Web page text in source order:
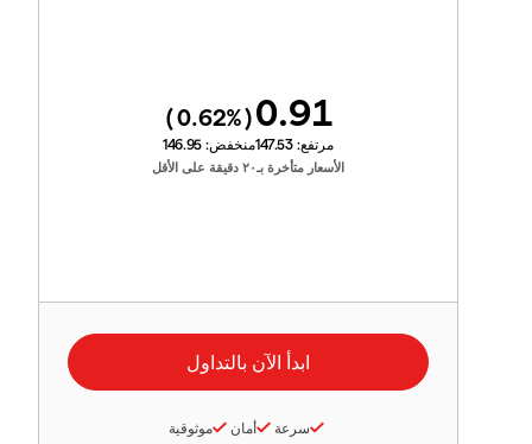
0.91
(
0.62%)
مرتفع: 147.53منخفض: 146.95
الأسعار متأخرة بـ٢٠ دقيقة على الأقل
سرعة أمان موثوقية